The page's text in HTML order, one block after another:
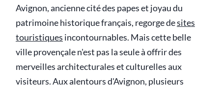
Avignon, ancienne cité des papes et joyau du
patrimoine historique français, regorge desites
touristiques incontournables. Mais cette belle
ville provençale n'est pas la seule à offrir des
merveilles architecturales et culturelles aux
visiteurs. Aux alentours d'Avignon, plusieurs